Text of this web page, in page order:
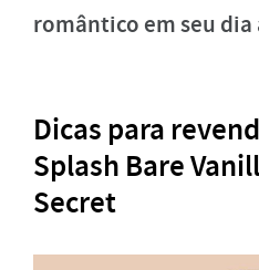
romântico em seu dia
Dicas para
Splash Bare
Secret